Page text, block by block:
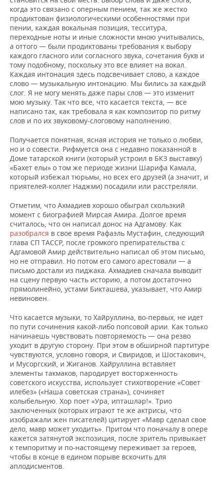
когда это связано с оперным пением, так же жестко
продиктован физиологическими особенностями при
пении, каждая вокальная позиция, тесситура,
переходные ноты и иные сложности мною учитывались,
а оттого — были продиктованы требования к выбору
каждого гласного или согласного звука, сочетания букв и
тому подобному, поскольку это все влияет на вокал.
Каждая интонация здесь подсвечивает слово, а каждое
слово — музыкальную интонацию. Мы бились за каждый
слог. Я не могу менять даже пары слов — это изменит
мою музыку. Так что все, что касается текста, — все
написано так, как требовала я как композитор по ритму
слов и по их звуковому-слоговому наполнению.
Получается понятная, ясная история не только о любви,
но и о совести. Рифмуется она с недавно показанной в
Доме татарской книги (который устроил в БКЗ выставку)
«Бәхет елы» о том же периоде жизни Шарифа Камала,
который избежал тюрьмы, но всех его друзей (а значит, и
приятелей-коллег Наджми) посадили или расстреляли.
Отметим, что Ахмадиев хорошо обыграл скользкий
момент с биографией Мирсая Амира. Долгое время
считалось, что он написал донос на Адгамову. Как
разобрался в свое время Рафаэль Мустафин, следующий
глава СП ТАССР, после громкого препирательства с
Адгамовой Амир действительно написал об этом письмо,
но не отправил. Но потом его самого арестовали — а
письмо достали из пиджака. Ахмадиев сначала выводит
на сцену первую часть историю, а потом достаточно
прямолинейно, устами Бикташева, указывает, что Амир
невиновен.
Что касается музыки, то Хайруллина, во-первых, не идет
по пути сочинения какой-либо попсовой арии. Как только
начинаешь чувствовать повторяемость — она резво
уходит в другую сторону. При этом в обширной партитуре
чувствуются, условно говоря, и Свиридов, и Шостакович,
и Мусоргский, и Жиганов. Хайруллина вставляет
элементы такмаков, пародирует восторженность
советского искусства, использует стихотворение «Совет
илебез» («Наша советская страна»), сочиняет
колыбельную. Хор поет «Ура, иптәшләр!». Трио
заключенных (которых играют те же актрисы, что
изображали жен писателей) цитирует «Мавр сделал свое
дело, мавр может уходить». Притом что поначалу в опере
кажется затянутой экспозиция, после зритель привыкает
к темпоритму и по-настоящему переживает за героев,
чтобы в конце в едином порыве вскочить для
аплодисментов.